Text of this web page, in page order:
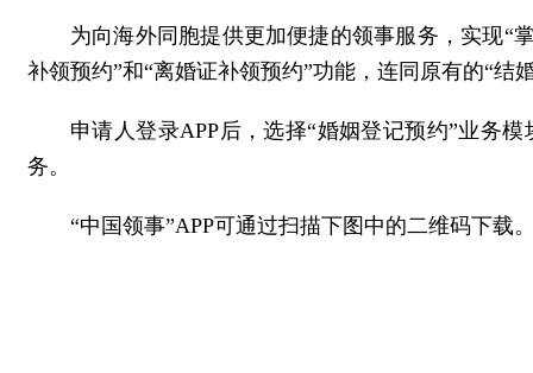
为向海外同胞提供更加便捷的领事服务，实现“
补领预约”和“离婚证补领预约”功能，连同原有的“
申请人登录APP后，选择“婚姻登记预约”业务
务。
“中国领事”APP可通过扫描下图中的二维码下载